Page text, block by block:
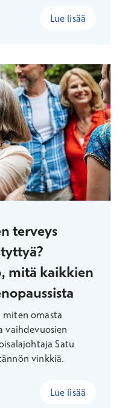
Lue lisää
terveys
mitä kaikkien
miten omasta
vaihdevuosien
Satu
vinkkiä.
Lue lisää